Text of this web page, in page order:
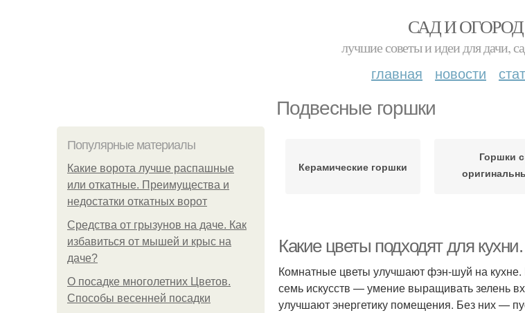
САД И ОГОРОД
лучшие советы и идеи для дачи,
главная новости
Подвесные горшки
Популярные материалы
Какие ворота лучше распашные
или откатные. Преимущества и
недостатки откатных ворот
Средства от грызунов на даче. Как
избавиться от мышей и крыс на
даче?
О посадке многолетних Цветов.
Способы весенней посадки
Керамические горшки
Горшки с
Какие цветы подходят для
Комнатные цветы улучшают фэн-шуй на кухне.
семь искусств — умение выращивать зелень
улучшают энергетику помещения. Без них —